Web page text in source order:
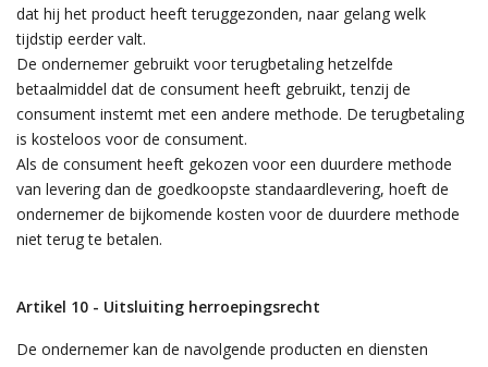
dat hij het product heeft teruggezonden, naar gelang welk
tijdstip eerder valt.
De ondernemer gebruikt voor terugbetaling hetzelfde
betaalmiddel dat de consument heeft gebruikt, tenzij de
consument instemt met een andere methode. De terugbetaling
is kosteloos voor de consument.
Als de consument heeft gekozen voor een duurdere methode
van levering dan de goedkoopste standaardlevering, hoeft de
ondernemer de bijkomende kosten voor de duurdere methode
niet terug te betalen.
Artikel 10 - Uitsluiting herroepingsrecht
De ondernemer kan de navolgende producten en diensten